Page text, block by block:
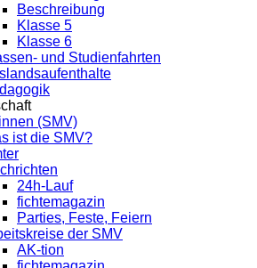
Beschreibung
Klasse 5
Klasse 6
und Studienfahrten
(SMV)
ist die SMV?
24h-Lauf
fichtemagazin
Parties, Feste, Feiern
der SMV
AK-tion